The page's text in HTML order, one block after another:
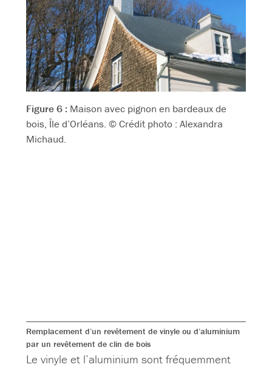
Figure 6 : Maison avec pignon en bardeaux de
bois, Île d’Orléans. © Crédit photo : Alexandra
Michaud.
Remplacement d’un revêtement de vinyle ou d’aluminium
par un revêtement de clin de bois
Le vinyle et l’aluminium sont fréquemment